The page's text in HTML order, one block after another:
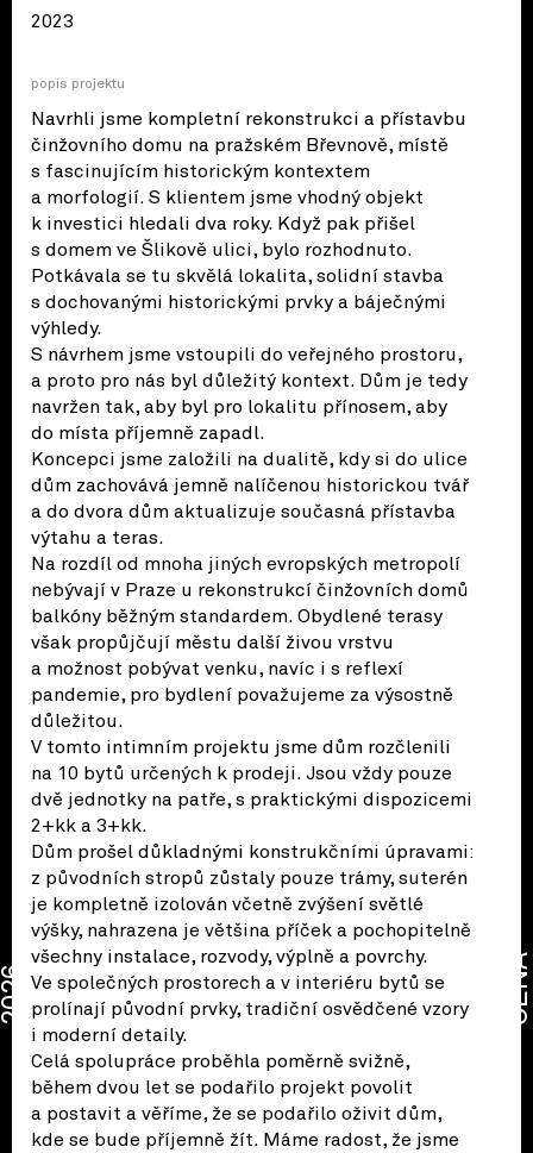
2023
popis projektu
Navrhli jsme kompletní rekonstrukci a přístavbu
činžovního domu na pražském Břevnově, místě
s fascinujícím historickým kontextem
a morfologií. S klientem jsme vhodný objekt
k investici hledali dva roky. Když pak přišel
s domem ve Šlikově ulici, bylo rozhodnuto.
Potkávala se tu skvělá lokalita, solidní stavba
s dochovanými historickými prvky a báječnými
výhledy.
S návrhem jsme vstoupili do veřejného prostoru,
a proto pro nás byl důležitý kontext. Dům je tedy
navržen tak, aby byl pro lokalitu přínosem, aby
do místa příjemně zapadl.
Koncepci jsme založili na dualitě, kdy si do ulice
dům zachovává jemně nalíčenou historickou tvář
a do dvora dům aktualizuje současná přístavba
výtahu a teras.
Na rozdíl od mnoha jiných evropských metropolí
nebývají v Praze u rekonstrukcí činžovních domů
balkóny běžným standardem. Obydlené terasy
však propůjčují městu další živou vrstvu
a možnost pobývat venku, navíc i s reflexí
pandemie, pro bydlení považujeme za výsostně
důležitou.
V tomto intimním projektu jsme dům rozčlenili
na 10 bytů určených k prodeji. Jsou vždy pouze
dvě jednotky na patře, s praktickými dispozicemi
2+kk a 3+kk.
Dům prošel důkladnými konstrukčními úpravami:
z původních stropů zůstaly pouze trámy, suterén
je kompletně izolován včetně zvýšení světlé
výšky, nahrazena je většina příček a pochopitelně
všechny instalace, rozvody, výplně a povrchy.
Ve společných prostorech a v interiéru bytů se
prolínají původní prvky, tradiční osvědčené vzory
i moderní detaily.
Celá spolupráce proběhla poměrně svižně,
během dvou let se podařilo projekt povolit
a postavit a věříme, že se podařilo oživit dům,
kde se bude příjemně žít. Máme radost, že jsme
2026 CENA